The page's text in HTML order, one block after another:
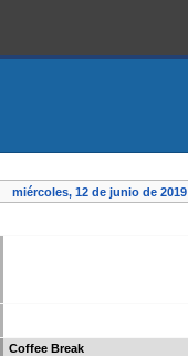
miércoles, 12 de junio de 2019
Coffee Break